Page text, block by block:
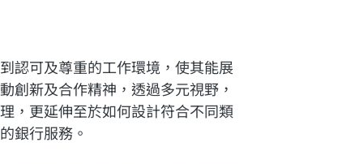
認可及尊重的工作環境，使其能展
創新及合作精神，透過多元視野，
，更延伸至於如何設計符合不同類
銀行服務。